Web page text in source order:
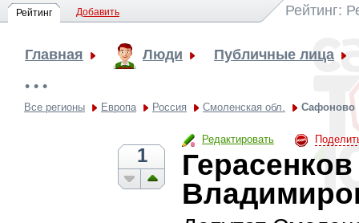
Рейтинг Добавить Рейтинг:
Главная Люди Публичные лица
• • •
Все регионы Европа Россия Смоленская обл. Сафоново
Редактировать
1